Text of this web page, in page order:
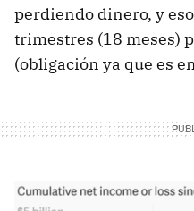
perdiendo dinero, y
trimestres (18 meses)
(obligación ya que es